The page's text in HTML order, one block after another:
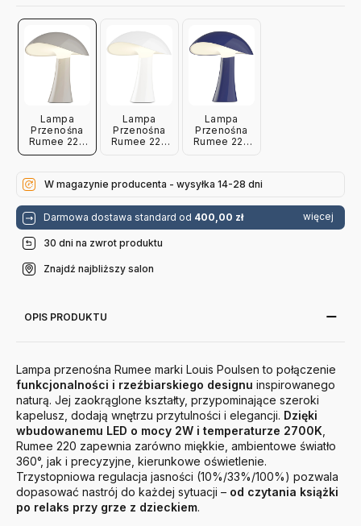
Lampa
Przenośna
Rumee 220
Szara Louis
Lampa
Przenośna
Rumee 220
Lampa
Przenośna
Rumee 220
W magazynie producenta - wysyłka 14-28 dni
Darmowa dostawa standard od 400,00 zł więcej
30 dni na zwrot produktu
Znajdź najbliższy salon
OPIS PRODUKTU
Lampa przenośna Rumee marki Louis Poulsen to połączenie
funkcjonalności i rzeźbiarskiego designu inspirowanego
naturą. Jej zaokrąglone kształty, przypominające szeroki
kapelusz, dodają wnętrzu przytulności i elegancji. Dzięki
wbudowanemu LED o mocy 2W i temperaturze 2700K
Rumee 220 zapewnia zarówno miękkie, ambientowe światło
360°, jak i precyzyjne, kierunkowe oświetlenie.
Trzystopniowa regulacja jasności (10%/33%/100%) pozwala
dopasować nastrój do każdej sytuacji – od czytania książki
po relaks przy grze z dzieckiem.